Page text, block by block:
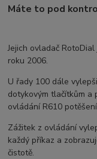
Máte to pod
Jejich ovladač
roku 2006.
U řady 100 dále
dotykovým tlačítkům a
ovládání R610
Zážitek z ovládání
každý příkaz a
čistotě.